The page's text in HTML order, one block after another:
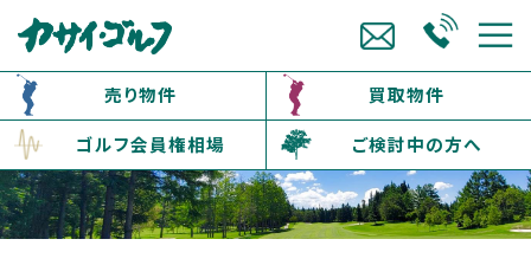
売り物件
買取物件
ゴルフ会員権相場
ご検討中の方へ